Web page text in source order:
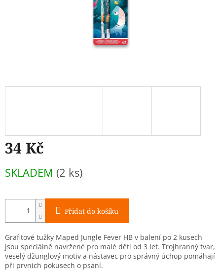
34 Kč
cena:
SKLADEM (2 ks)
Přidat do košíku
Grafitové tužky Maped Jungle Fever HB v balení po 2 kusech
jsou speciálně navržené pro malé děti od 3 let. Trojhranný tvar,
veselý džunglový motiv a nástavec pro správný úchop pomáhají
při prvních pokusech o psaní.